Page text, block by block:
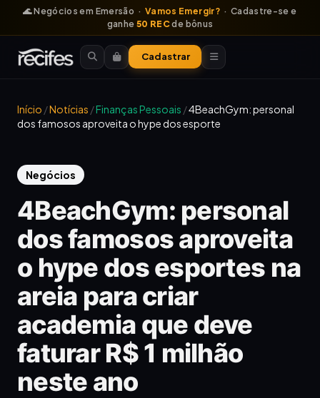
🌊 Negócios em Emersão · Vamos Emergir? · Cadastre-se e
ganhe50 RECde bônus
Cadastrar
Início /Notícias /Finanças Pessoais /4BeachGym: personal
dos famosos aproveita o hype dos esporte
Negócios
4BeachGym: personal
dos famosos aproveita
o hype dos esportes na
areia para criar
academia que deve
faturar R$ 1 milhão
neste ano